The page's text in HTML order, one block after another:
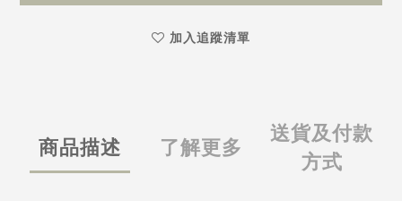
加入追蹤清單
商品描述 了解更多
送貨及付款
方式